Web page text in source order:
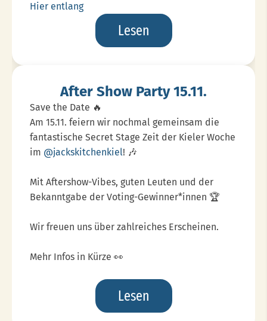
Hier entlang
Lesen
Kiel
Artists
After Show Party 15.11.
Save the Date 🔥
Am 15.11. feiern wir nochmal gemeinsam die
fantastische Secret Stage Zeit der Kieler Woche
im @jackskitchenkiel! 🎶
Mit Aftershow-Vibes, guten Leuten und der
Bekanntgabe der Voting-Gewinner*innen 🏆
Wir freuen uns über zahlreiches Erscheinen.
Mehr Infos in Kürze 👀
Lesen
After
Show